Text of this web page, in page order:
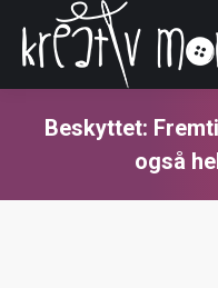
Beskyttet:
også